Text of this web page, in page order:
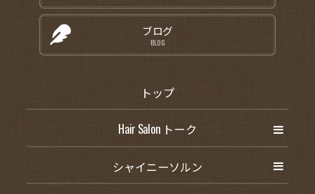
ブログ
BLOG
トップ
Hair Salon トーク
シャイニーソルン